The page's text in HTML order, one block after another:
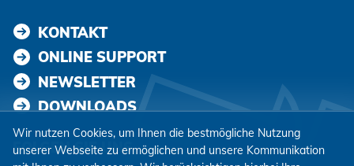
KONTAKT
ONLINE SUPPORT
NEWSLETTER
DOWNLOADS
FOLGEN SIE UNS
Wir nutzen Cookies, um Ihnen die bestmögliche Nutzung
unserer Webseite zu ermöglichen und unsere Kommunikation